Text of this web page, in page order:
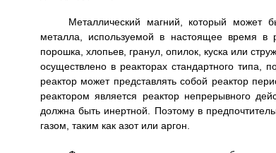
Металлический магний, который может
металла, используемой в настоящее время
порошка, хлопьев, гранул, опилок, куска или
осуществлено в реакторах стандартного типа,
реактор может представлять собой реактор
реактором является реактор непрерывного
должна быть инертной. Поэтому в
газом, таким как азот или аргон.